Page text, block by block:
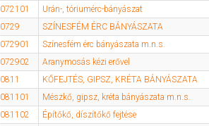
072101
Urán-, tóriumérc-bányászat
0729
SZÍNESFÉM ÉRC BÁNYÁSZATA
072901
Színesfém érc bányászata m.n.s.
072902
Aranymosás kézi erővel
0811
KŐFEJTÉS, GIPSZ, KRÉTA BÁNYÁSZATA
081101
Mészkő, gipsz, kréta bányászata m.n.s.
081102
Építőkő, díszítőkő fejtése